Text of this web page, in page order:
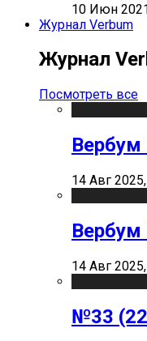
10 Июн
Журнал Verbum
Журнал
Посмотреть все
14 Авг
14 Авг
№33